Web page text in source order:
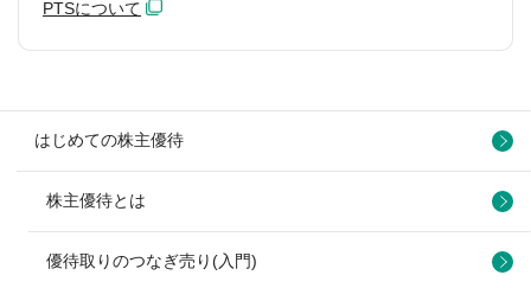
PTSについて
はじめての株主優待
株主優待とは
優待取りのつなぎ売り(入門)